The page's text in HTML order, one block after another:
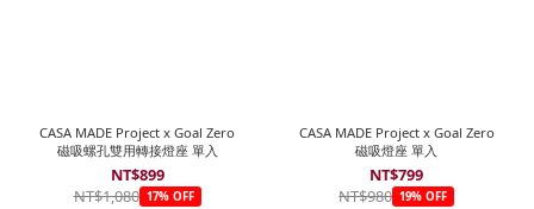
CASA MADE Project x Goal Zero
磁吸螺孔雙用轉接燈座 單入
NT$899
NT$1,080 17% OFF
CASA MADE Project x Goal Zero
磁吸燈座 單入
NT$799
NT$980 19% OFF